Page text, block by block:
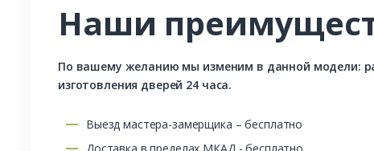
Наши
По вашему желанию мы изменим в данной модели:
изготовления дверей 24 часа.
Выезд мастера-замерщика – бесплатно